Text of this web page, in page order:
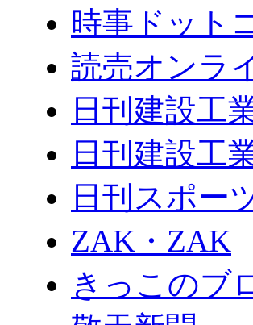
時事ドット
読売オンラ
日刊建設工
日刊建設工
日刊スポー
ZAK・ZAK
きっこのブ